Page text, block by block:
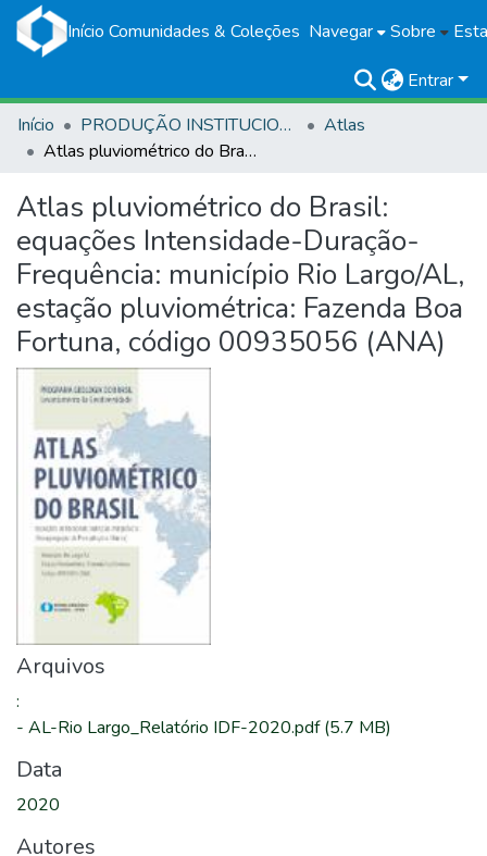
Início Comunidades & Coleções Navegar Sobre
Entrar
Início
PRODUÇÃO INSTITUCIONAL
Atlas
Atlas pluviométrico do Brasil: equações Intensidade-Duração-Frequência: município Rio Largo/AL, estação pluviométrica: Fazenda Boa Fortuna, código 00935056 (ANA)
Atlas pluviométrico do Brasil:
equações Intensidade-Duração-
Frequência: município Rio Largo/AL,
estação pluviométrica: Fazenda Boa
Fortuna, código 00935056 (ANA)
Arquivos
:
- AL-Rio Largo_Relatório IDF-2020.pdf(5.7 MB)
Data
2020
Autores